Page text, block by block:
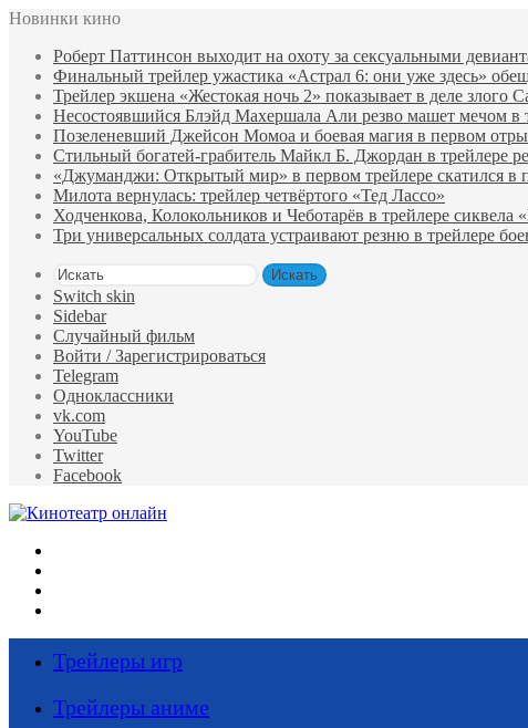
Новинки кино
Роберт Паттинсон выходит на охоту за сексуальными
Финальный трейлер ужастика «Астрал 6: они уже здесь»
Трейлер экшена «Жестокая ночь 2» показывает в деле злого
Несостоявшийся Блэйд Махершала Али резво машет мечом в
Позеленевший Джейсон Момоа и боевая магия в первом
Стильный богатей-грабитель Майкл Б. Джордан в трейлере
«Джуманджи: Открытый мир» в первом трейлере скатился в
Милота вернулась: трейлер четвёртого «Тед Лассо»
Ходченкова, Колокольников и Чеботарёв в трейлере
Три универсальных солдата устраивают резню в трейлере
Искать
Switch skin
Sidebar
Случайный фильм
Войти / Зарегистрироваться
Telegram
Одноклассники
vk.com
YouTube
Twitter
Facebook
Трейлеры игр
Трейлеры аниме